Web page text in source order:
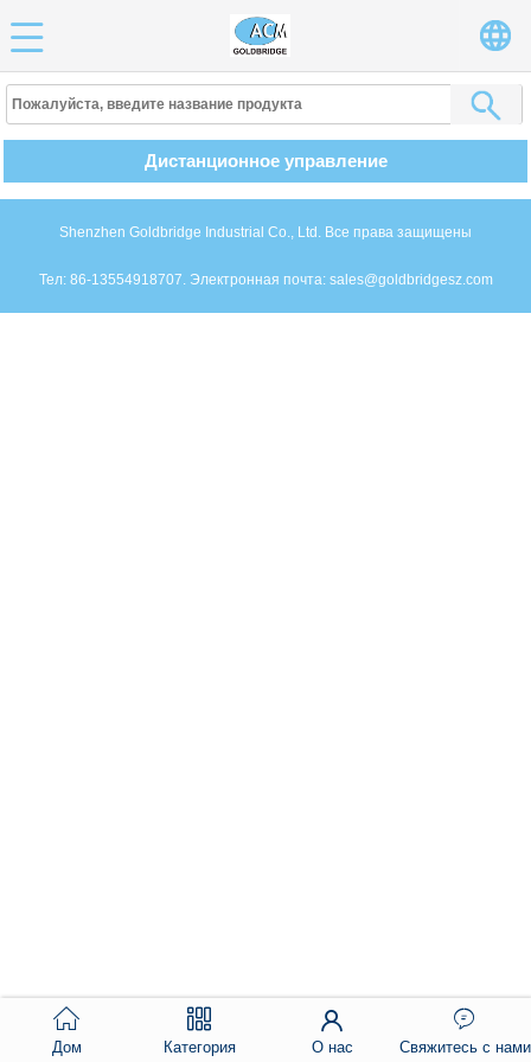
Дистанционное управление
Shenzhen Goldbridge Industrial Co., Ltd. Все права защищены
Тел: 86-13554918707. Электронная почта: sales@goldbridgesz.com
Дом Категория О нас Свяжитесь с нами